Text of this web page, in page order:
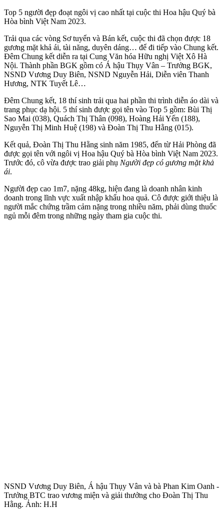
Top 5 người đẹp đoạt ngôi vị cao nhất tại cuộc thi Hoa hậu Quý bà
Hòa bình Việt Nam 2023.
Trải qua các vòng Sơ tuyển và Bán kết, cuộc thi đã chọn được 18
gương mặt khả ái, tài năng, duyên dáng… để đi tiếp vào Chung kết.
Đêm Chung kết diễn ra tại Cung Văn hóa Hữu nghị Việt Xô Hà
Nội. Thành phần BGK gồm có Á hậu Thụy Vân – Trưởng BGK,
NSND Vương Duy Biên, NSND Nguyễn Hải, Diễn viên Thanh
Hương, NTK Tuyết Lê…
Đêm Chung kết, 18 thí sinh trải qua hai phần thi trình diễn áo dài và
trang phục dạ hội. 5 thí sinh được gọi tên vào Top 5 gồm: Bùi Thị
Sao Mai (038), Quách Thị Thân (098), Hoàng Hải Yến (188),
Nguyễn Thị Minh Huệ (198) và Đoàn Thị Thu Hằng (015).
Kết quả, Đoàn Thị Thu Hằng sinh năm 1985, đến từ Hải Phòng đã
được gọi tên với ngôi vị Hoa hậu Quý bà Hòa bình Việt Nam 2023.
Trước đó, cô vừa được trao giải phụ Người đẹp có gương mặt khả
ái.
Người đẹp cao 1m7, nặng 48kg, hiện đang là doanh nhân kinh
doanh trong lĩnh vực xuất nhập khẩu hoa quả. Cô được giới thiệu là
người mắc chứng trầm cảm nặng trong nhiều năm, phải dùng thuốc
ngủ mỗi đêm trong những ngày tham gia cuộc thi.
NSND Vương Duy Biên, Á hậu Thụy Vân và bà Phan Kim Oanh -
Trưởng BTC trao vương miện và giải thưởng cho Đoàn Thị Thu
Hằng. Ảnh: H.H